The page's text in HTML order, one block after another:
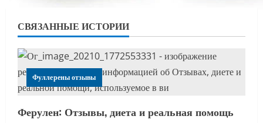
СВЯЗАННЫЕ ИСТОРИИ
Фуллерены отзывы
Ферулен: Отзывы, диета и реальная помощь